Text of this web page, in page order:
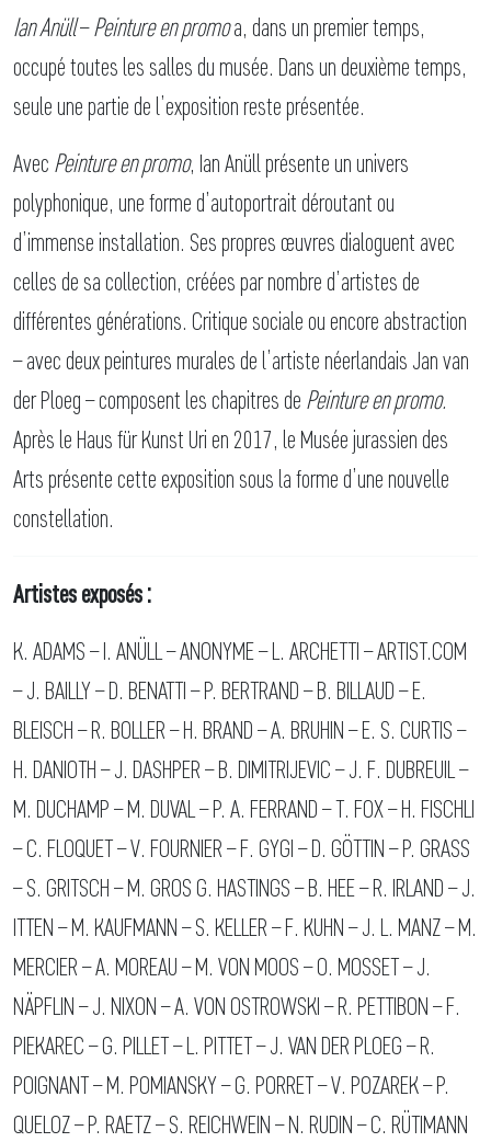
Ian Anüll–Peinture en promoa, dans un premier temps,
occupé toutes les salles du musée. Dans un deuxième temps,
seule une partie de l’exposition reste présentée.
Avec Peinture en promo, Ian Anüll présente un univers
polyphonique, une forme d’autoportrait déroutant ou
d’immense installation. Ses propres œuvres dialoguent avec
celles de sa collection, créées par nombre d’artistes de
différentes générations. Critique sociale ou encore abstraction
– avec deux peintures murales de l’artiste néerlandais Jan van
der Ploeg – composent les chapitres de Peinture en promo.
Après le Haus für Kunst Uri en 2017, le Musée jurassien des
Arts présente cette exposition sous la forme d’une nouvelle
constellation.
Artistes exposés :
K. ADAMS – I. ANÜLL – ANONYME – L. ARCHETTI – ARTIST.COM
– J. BAILLY – D. BENATTI – P. BERTRAND – B. BILLAUD – E.
BLEISCH – R. BOLLER – H. BRAND – A. BRUHIN – E. S. CURTIS –
H. DANIOTH – J. DASHPER – B. DIMITRIJEVIC – J. F. DUBREUIL –
M. DUCHAMP – M. DUVAL – P. A. FERRAND – T. FOX – H. FISCHLI
– C. FLOQUET – V. FOURNIER – F. GYGI – D. GÖTTIN – P. GRASS
– S. GRITSCH – M. GROS G. HASTINGS – B. HEE – R. IRLAND – J.
ITTEN – M. KAUFMANN – S. KELLER – F. KUHN – J. L. MANZ – M.
MERCIER – A. MOREAU – M. VON MOOS – O. MOSSET – J.
NÄPFLIN – J. NIXON – A. VON OSTROWSKI – R. PETTIBON – F.
PIEKAREC – G. PILLET – L. PITTET – J. VAN DER PLOEG – R.
POIGNANT – M. POMIANSKY – G. PORRET – V. POZAREK – P.
QUELOZ – P. RAETZ – S. REICHWEIN – N. RUDIN – C. RÜTIMANN